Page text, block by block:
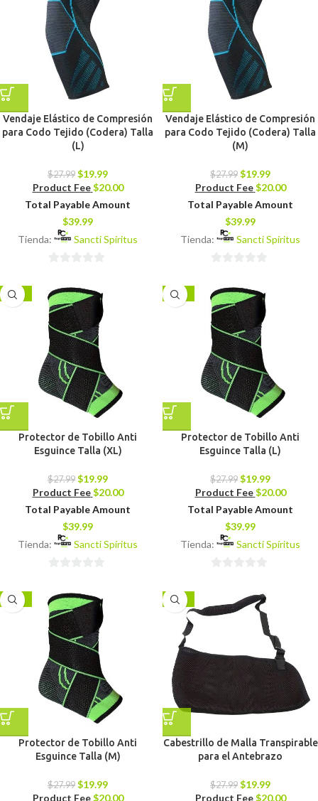
Vendaje Elástico de Compresión
para Codo Tejido (Codera) Talla
(L)
$27.99 $19.99
Product Fee $20.00
Total Payable Amount
$39.99
Tienda:
Sancti Spíritus
de
5
Vendaje Elástico de Compresión
para Codo Tejido (Codera) Talla
(M)
$27.99 $19.99
Product Fee $20.00
Total Payable Amount
$39.99
Tienda:
Sancti Spíritus
de
5
-29%
Protector de Tobillo Anti
Esguince Talla (XL)
$27.99 $19.99
Product Fee $20.00
Total Payable Amount
$39.99
Tienda:
Sancti Spíritus
de
5
-29%
Protector de Tobillo Anti
Esguince Talla (L)
$27.99 $19.99
Product Fee $20.00
Total Payable Amount
$39.99
Tienda:
Sancti Spíritus
5
-29%
Protector de Tobillo Anti
Esguince Talla (M)
$27.99 $19.99
Product Fee $20.00
-29%
Cabestrillo de Malla Transpirable
para el Antebrazo
$27.99 $19.99
Product Fee $20.00